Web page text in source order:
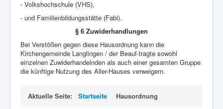
- Volkshochschule (VHS),
- und Familienbildungsstätte (Fabi).
§ 6 Zuwiderhandlungen
Bei Verstößen gegen diese Hausordnung kann die
Kirchengemeinde Langlingen / der Beauf-tragte sowohl
einzelnen Zuwiderhandelnden als auch einer gesamten Gruppe
die künftige Nutzung des Aller-Hauses verweigern.
Aktuelle Seite: Startseite Hausordnung